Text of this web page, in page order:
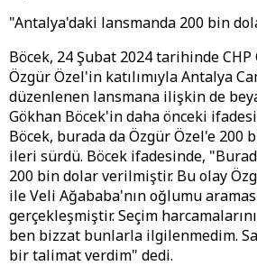
"Antalya'daki lansmanda 200 bin
Böcek, 24 Şubat 2024 tarihinde CHP
Özgür Özel'in katılımıyla Antalya
düzenlenen lansmana ilişkin de
Gökhan Böcek'in daha önceki
Böcek, burada da Özgür Özel'e
ileri sürdü. Böcek ifadesinde,
200 bin dolar verilmiştir. Bu olay
ile Veli Ağababa'nın oğlumu
gerçekleşmiştir. Seçim
ben bizzat bunlarla ilgilenmedim.
bir talimat verdim" dedi.